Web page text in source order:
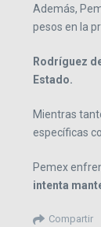
Además,
pesos en la
Rodríguez
Estado.
Mientras
específicas
Pemex
intenta
Compartir